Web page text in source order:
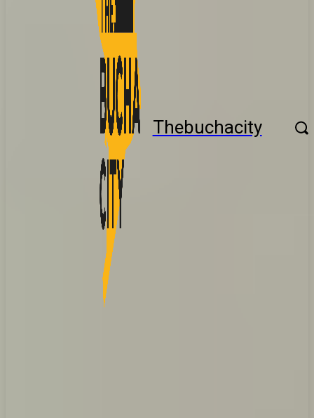
Thebuchacity